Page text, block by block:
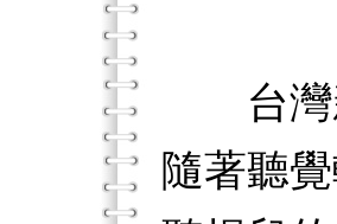
台灣新
隨著聽